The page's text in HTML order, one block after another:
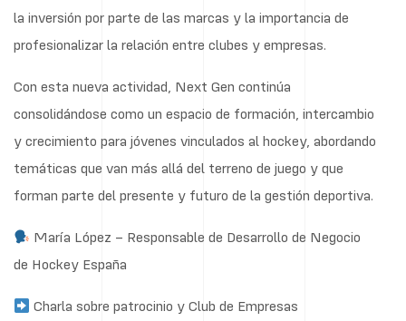
la inversión por parte de las marcas y la importancia de
profesionalizar la relación entre clubes y empresas.
Con esta nueva actividad, Next Gen continúa
consolidándose como un espacio de formación, intercambio
y crecimiento para jóvenes vinculados al hockey, abordando
temáticas que van más allá del terreno de juego y que
forman parte del presente y futuro de la gestión deportiva.
María López – Responsable de Desarrollo de Negocio
de Hockey España
Charla sobre patrocinio y Club de Empresas